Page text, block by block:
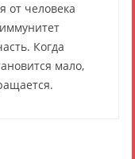
от человека
Когда
мало,